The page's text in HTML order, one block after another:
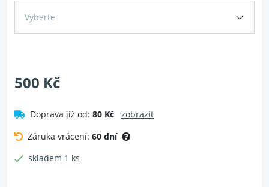
Vyberte
500 Kč
Doprava již od: 80 Kč
zobrazit
Záruka vrácení: 60 dní
skladem 1 ks